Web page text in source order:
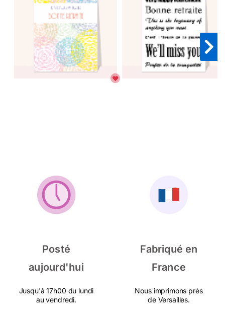
Posté
aujourd'hui
Jusqu'à 17h00 du lundi
au vendredi.
Fabriqué en
France
Nous imprimons près
de Versailles.